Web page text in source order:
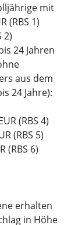
mit
(RBS 1)
2)
24 Jahren
aus dem
24 Jahre):
(RBS 4)
(RBS 5)
(RBS 6)
erhalten
in Höhe